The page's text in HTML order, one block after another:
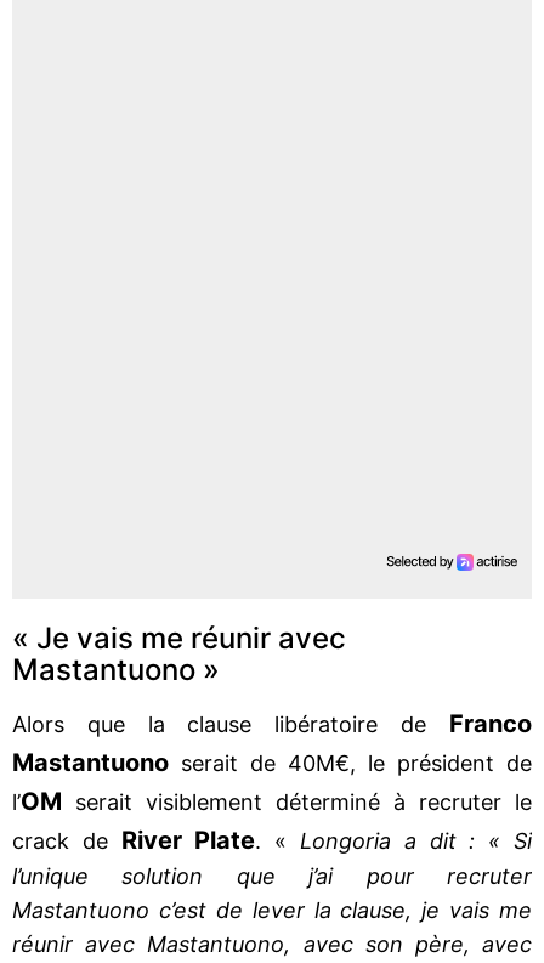
« Je vais me réunir avec
Mastantuono »
Alors que la clause libératoire de Franco
Mastantuono serait de 40M€, le président de
l’OM serait visiblement déterminé à recruter le
crack de River Plate. « Longoria a dit : « Si
l’unique solution que j’ai pour recruter
Mastantuono c’est de lever la clause, je vais me
réunir avec Mastantuono, avec son père, avec